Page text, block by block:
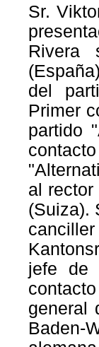
Sr.
Rivera
del
Primer
partido
al
(Suiza).
jefe de
general